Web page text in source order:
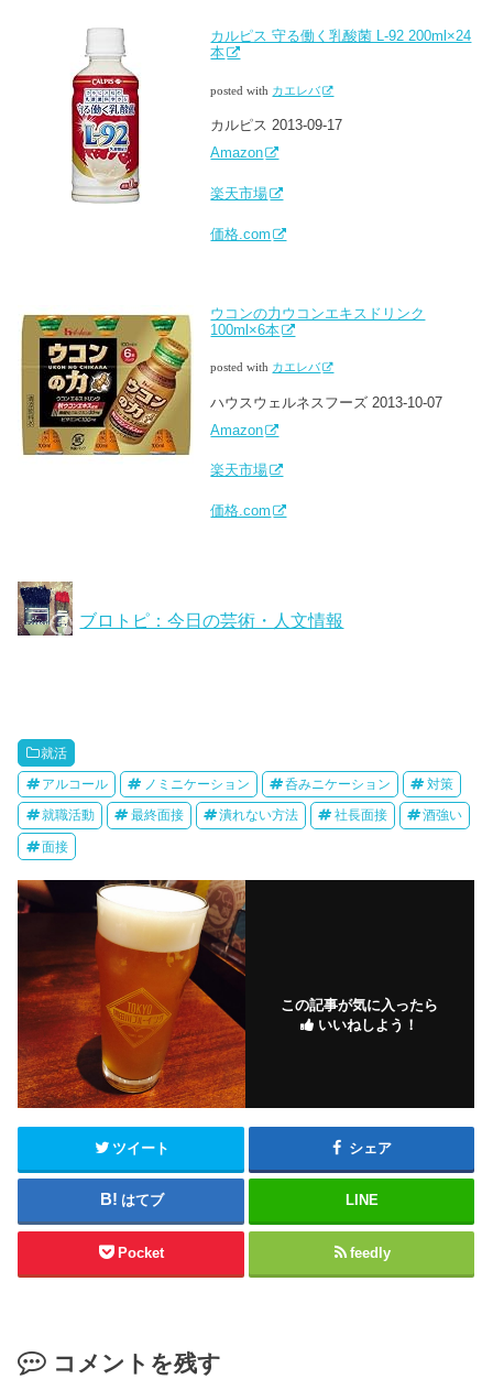
カルピス 守る働く乳酸菌 L-92 200ml×24
本
posted with カエレバ
カルピス 2013-09-17
Amazon
楽天市場
価格.com
ウコンの力ウコンエキスドリンク
100ml×6本
posted with カエレバ
ハウスウェルネスフーズ 2013-10-07
Amazon
楽天市場
価格.com
ブロトピ：今日の芸術・人文情報
就活
アルコール ノミニケーション 呑みニケーション 対策
就職活動 最終面接 潰れない方法 社長面接 酒強い
面接
この記事が気に入ったら
いいねしよう！
ツイート シェア
はてブ LINE
Pocket feedly
コメントを残す